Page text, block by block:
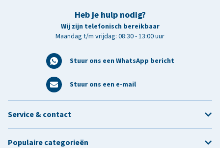
Heb je hulp nodig?
Wij zijn telefonisch bereikbaar
Maandag t/m vrijdag: 08:30 - 13:00 uur
Stuur ons een WhatsApp bericht
Stuur ons een e-mail
Service & contact
Populaire categorieën